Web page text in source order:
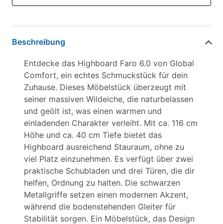
Beschreibung
Entdecke das Highboard Faro 6.0 von Global
Comfort, ein echtes Schmuckstück für dein
Zuhause. Dieses Möbelstück überzeugt mit
seiner massiven Wildeiche, die naturbelassen
und geölt ist, was einen warmen und
einladenden Charakter verleiht. Mit ca. 116 cm
Höhe und ca. 40 cm Tiefe bietet das
Highboard ausreichend Stauraum, ohne zu
viel Platz einzunehmen. Es verfügt über zwei
praktische Schubladen und drei Türen, die dir
helfen, Ordnung zu halten. Die schwarzen
Metallgriffe setzen einen modernen Akzent,
während die bodenstehenden Gleiter für
Stabilität sorgen. Ein Möbelstück, das Design